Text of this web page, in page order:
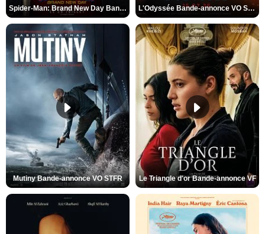
Spider-Man: Brand New Day Bande-annonce VO STFR L'Odyssée Bande-annonce VO STFR
Mutiny Bande-annonce VO STFR Le Triangle d'or Bande-annonce VF